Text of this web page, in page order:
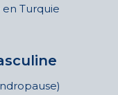
Turquie